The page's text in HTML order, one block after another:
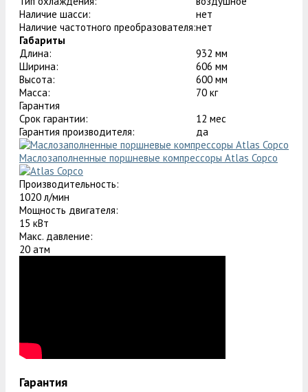
Наличие шасси:
нет
Наличие частотного преобразователя:нет
Габариты
Длина:
932 мм
Ширина:
606 мм
Высота:
600 мм
Масса:
70 кг
Гарантия
Срок гарантии:
12 мес
Гарантия производителя:
да
Маслозаполненные поршневые компрессоры Atlas Copco
Производительность:
1020 л/мин
Мощность двигателя:
15 кВт
Макс. давление:
20 атм
Гарантия